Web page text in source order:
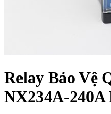
Relay Bảo Vệ
NX234A-